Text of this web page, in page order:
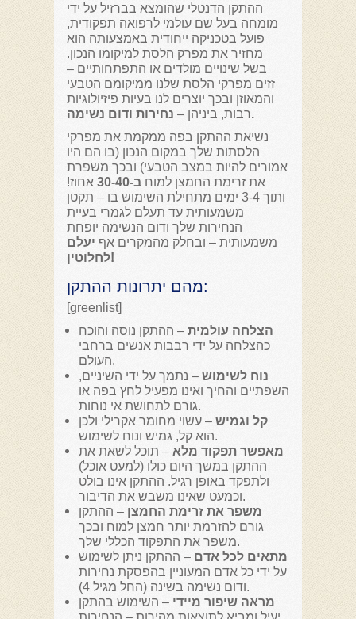
ההתקן הדנטלי שהומצא בברזיל על ידי
מומחה בעל שם עולמי לרפואה תפקודית,
פועל בטכניקה ייחודית באמצעותה הוא
מחזיר את מפרק הלסת למיקומו הנכון.
בשל שינויים מולדים או התפתחותיים –
זזים מפרקי הלסת שלנו ממיקומם הטבעי
והמאוזן ובכך יוצרים לנו בעיות פיזיולוגיות
רבות, ביניהן –נחירות ודום נשימה.
נשיאת ההתקן בפה ממקמת את מפרקי
הלסתות שלך במקום הנכון (בו הם היו
אמורים להיות במצב הטבעי) ובכך משפרת
את זרימת החמצן למוח ב-30-40
אחוז!
ותוך 3-4 ימים מתחילת השימוש בו – תקטן
משמעותית עד תעלם לגמרי בעיית
הנחירות שלך ודום הנשימה יופחת
משמעותית – ובחלק מהמקרים אף יעלם
לחלוטין!
מהם יתרונות ההתקן:
[greenlist]
הצלחה עולמית – ההתקן נוסה והוכח
כהצלחה על ידי רבבות אנשים ברחבי
העולם.
נוח לשימוש – נתמך על ידי השיניים,
השפתיים והחיך ואינו מפעיל לחץ בפה או
גורם לתחושת אי נוחות.
קל וגמיש – עשוי מחומר אקרילי ולכן
הוא קל, גמיש ונוח לשימוש.
מאפשר תפקוד מלא – תוכל לשאת את
ההתקן במשך היום כולו (למעט אוכל)
ולתפקד באופן רגיל. ההתקן אינו בולט
וכמעט שאינו משבש את הדיבור.
משפר את זרימת החמצן – ההתקן
גורם להזרמת יותר חמצן למוח ובכך
משפר את התפקוד הכללי שלך.
מתאים לכל אדם – ההתקן ניתן לשימוש
על ידי כל אדם המעוניין בהפסקת נחירות
ודום נשימה בשינה (החל מגיל 4).
מראה שיפור מיידי – השימוש בהתקן